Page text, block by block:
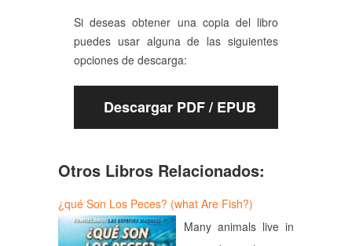
Si deseas obtener una copia del libro
puedes usar alguna de las siguientes
opciones de descarga:
Descargar PDF / EPUB
Otros Libros Relacionados:
¿qué Son Los Peces? (what Are Fish?)
Many animals live in